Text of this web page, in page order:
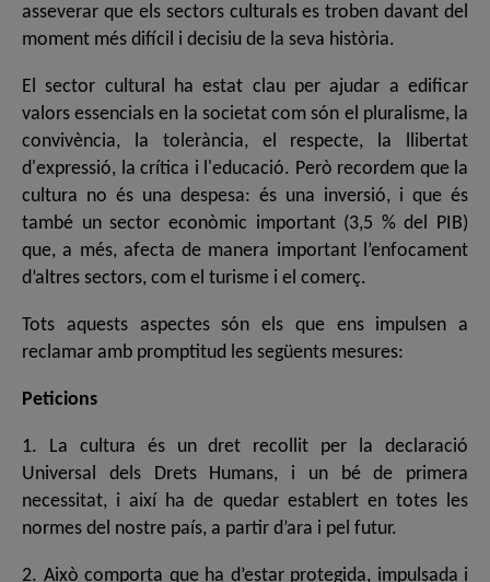
asseverar que els sectors culturals es troben davant del
moment més difícil i decisiu de la seva història.
El sector cultural ha estat clau per ajudar a edificar
valors essencials en la societat com són el pluralisme, la
convivència, la tolerància, el respecte, la llibertat
d'expressió, la crítica i l'educació. Però recordem que la
cultura no és una despesa: és una inversió, i que és
també un sector econòmic important (3,5 % del PIB)
que, a més, afecta de manera important l’enfocament
d’altres sectors, com el turisme i el comerç.
Tots aquests aspectes són els que ens impulsen a
reclamar amb promptitud les següents mesures:
Peticions
1. La cultura és un dret recollit per la declaració
Universal dels Drets Humans, i un bé de primera
necessitat, i així ha de quedar establert en totes les
normes del nostre país, a partir d’ara i pel futur.
2. Això comporta que ha d’estar protegida, impulsada i